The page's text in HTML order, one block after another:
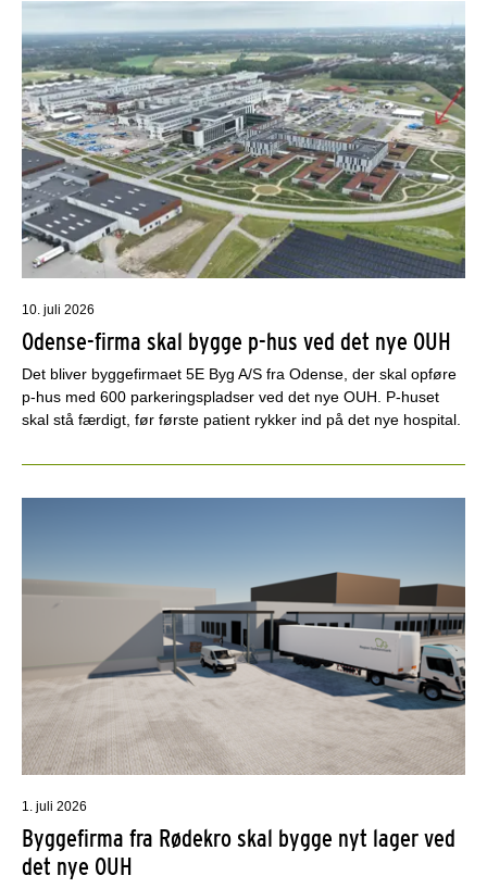
10. juli 2026
Odense-firma skal bygge p-hus ved det nye OUH
Det bliver byggefirmaet 5E Byg A/S fra Odense, der skal opføre
p-hus med 600 parkeringspladser ved det nye OUH. P-huset
skal stå færdigt, før første patient rykker ind på det nye hospital.
1. juli 2026
Byggefirma fra Rødekro skal bygge nyt lager ved
det nye OUH